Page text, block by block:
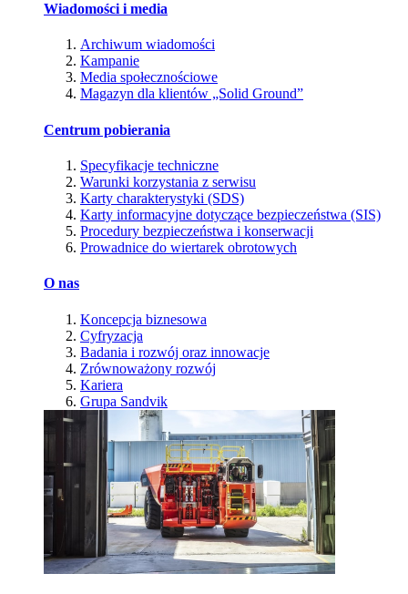
Wiadomości i media
Archiwum wiadomości
Kampanie
Media społecznościowe
Magazyn dla klientów „Solid Ground”
Centrum pobierania
Specyfikacje techniczne
Warunki korzystania z serwisu
Karty charakterystyki (SDS)
Karty informacyjne dotyczące bezpieczeństwa (SIS)
Procedury bezpieczeństwa i konserwacji
Prowadnice do wiertarek obrotowych
O nas
Koncepcja biznesowa
Cyfryzacja
Badania i rozwój oraz innowacje
Zrównoważony rozwój
Kariera
Grupa Sandvik